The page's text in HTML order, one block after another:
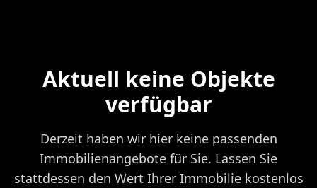
Aktuell keine Objekte
verfügbar
Derzeit haben wir hier keine passenden
Immobilienangebote für Sie. Lassen Sie
stattdessen den Wert Ihrer Immobilie kostenlos